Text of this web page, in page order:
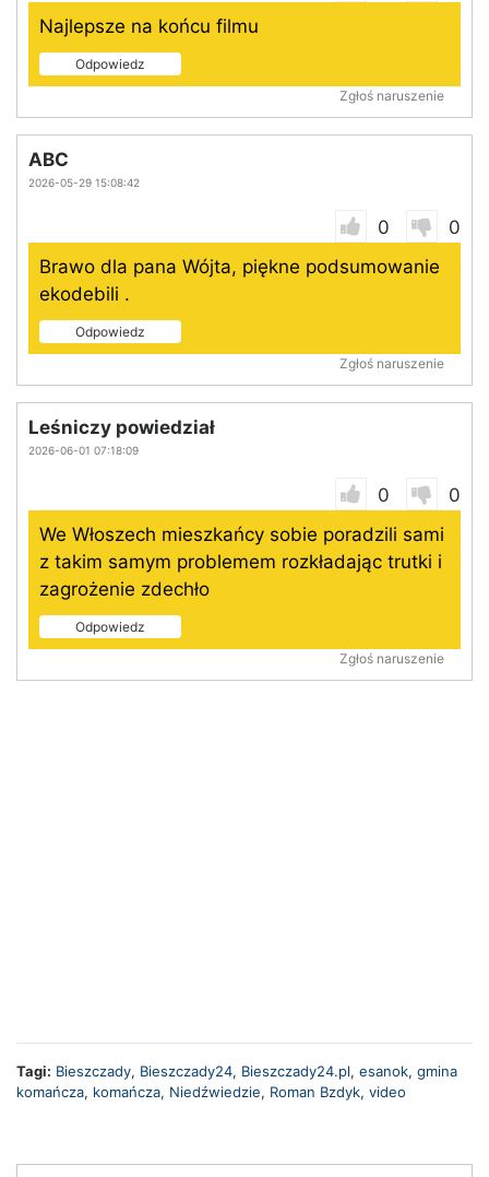
Najlepsze na końcu filmu
Odpowiedz
Zgłoś naruszenie
ABC
2026-05-29 15:08:42
0
0
Brawo dla pana Wójta, piękne podsumowanie
ekodebili .
Odpowiedz
Zgłoś naruszenie
Leśniczy powiedział
2026-06-01 07:18:09
0
0
We Włoszech mieszkańcy sobie poradzili sami
z takim samym problemem rozkładając trutki i
zagrożenie zdechło
Odpowiedz
Zgłoś naruszenie
Tagi: Bieszczady, Bieszczady24, Bieszczady24.pl, esanok, gmina
komańcza, komańcza, Niedźwiedzie, Roman Bzdyk, video